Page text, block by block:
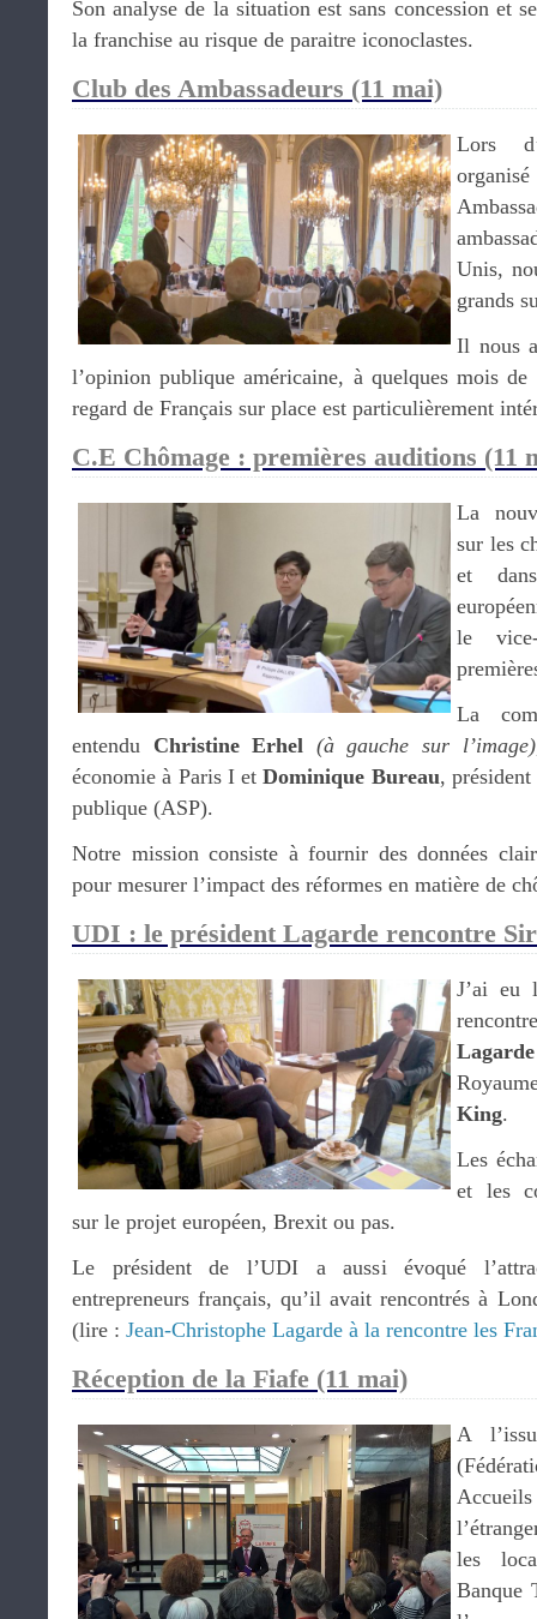
Son analyse de la situation est sans concession et
la franchise au risque de paraitre iconoclastes.
Club des Ambassadeurs (11 mai)
Lors
Unis,
grands
Il nous
l’opinion publique américaine, à quelques mois
regard de Français sur place est particulièrement
C.E Chômage : premières auditions (11
La
sur les
et
le
La
entendu Christine Erhel (à gauche sur l’image)
économie à Paris I etDominique Bureau,
publique (ASP).
Notre mission consiste à fournir des données
pour mesurer l’impact des réformes en matière de
UDI : le président Lagarde rencontre
J’ai eu
Lagarde
King.
Les
et les
sur le projet européen, Brexit ou pas.
Le président de l’UDI a aussi évoqué
entrepreneurs français, qu’il avait rencontrés à
(lire : Jean-Christophe Lagarde à la rencontre les
Réception de la Fiafe (11 mai)
A
les
Banque